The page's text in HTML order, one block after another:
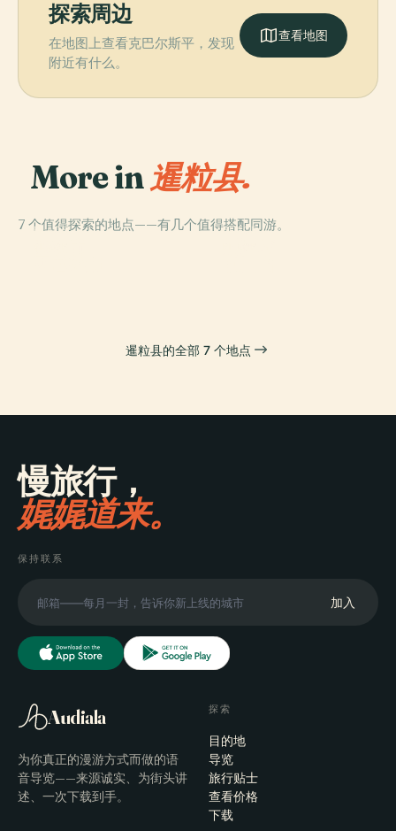
探索周边
在地图上查看克巴尔斯平，发现
附近有什么。
查看地图
More in暹粒县.
7 个值得探索的地点——有几个值得搭配同游。
PLACE PLACE
暹粒县的全部 7 个地点
慢旅行，
娓娓道来。
保持联系
加入
Audiala
为你真正的漫游方式而做的语
音导览——来源诚实、为街头讲
述、一次下载到手。
探索
目的地
导览
旅行贴士
查看价格
下载